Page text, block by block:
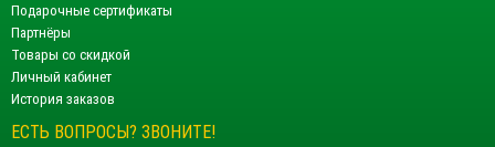
Подарочные сертификаты
Партнёры
Товары со скидкой
Личный кабинет
История заказов
ЕСТЬ ВОПРОСЫ? ЗВОНИТЕ!